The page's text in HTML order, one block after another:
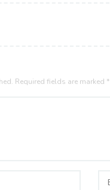
Required fields are marked *